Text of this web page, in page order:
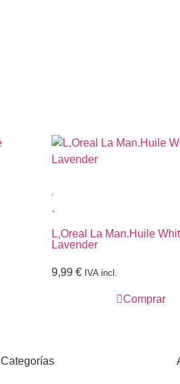
L,Oreal La Man.Huile
Lavender
9,99 € IVA incl.
Comprar
Categorías